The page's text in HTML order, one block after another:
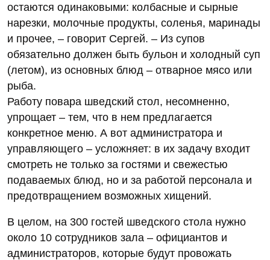
остаются одинаковыми: колбасные и сырные
нарезки, молочные продукты, соленья, маринады
и прочее, – говорит Сергей. – Из супов
обязательно должен быть бульон и холодный суп
(летом), из основных блюд – отварное мясо или
рыба.
Работу повара шведский стол, несомненно,
упрощает – тем, что в нем предлагается
конкретное меню. А вот администратора и
управляющего – усложняет: в их задачу входит
смотреть не только за гостями и свежестью
подаваемых блюд, но и за работой персонала и
предотвращением возможных хищений.
В целом, на 300 гостей шведского стола нужно
около 10 сотрудников зала – официантов и
администраторов, которые будут провожать